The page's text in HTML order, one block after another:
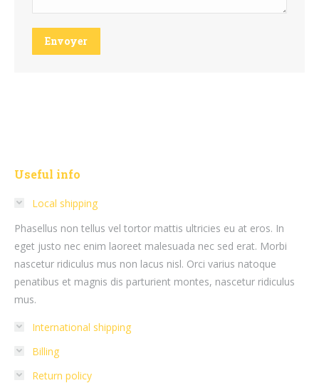
Envoyer
Useful info
Local shipping
Phasellus non tellus vel tortor mattis ultricies eu at eros. In
eget justo nec enim laoreet malesuada nec sed erat. Morbi
nascetur ridiculus mus non lacus nisl. Orci varius natoque
penatibus et magnis dis parturient montes, nascetur ridiculus
mus.
International shipping
Billing
Return policy